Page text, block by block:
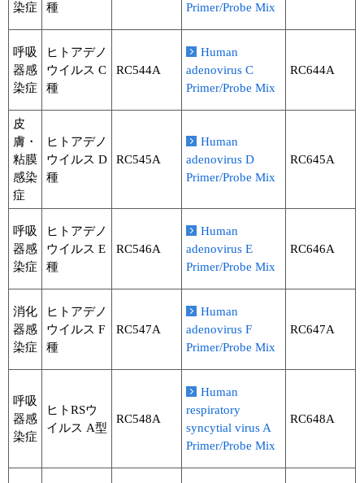
染症
種
Primer/Probe Mix
呼吸
器感
染症
ヒトアデノ
ウイルス C
種
RC544A
Human
adenovirus C
Primer/Probe Mix
RC644A
皮
膚・
粘膜
感染
症
ヒトアデノ
ウイルス D
種
RC545A
Human
adenovirus D
Primer/Probe Mix
RC645A
呼吸
器感
染症
ヒトアデノ
ウイルス E
種
RC546A
Human
adenovirus E
Primer/Probe Mix
RC646A
消化
器感
染症
ヒトアデノ
ウイルス F
種
RC547A
Human
adenovirus F
Primer/Probe Mix
RC647A
呼吸
器感
染症
ヒトRSウ
イルス A型
RC548A
Human
respiratory
syncytial virus A
Primer/Probe Mix
RC648A